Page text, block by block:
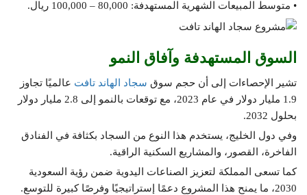
• متوسط المبيعات الشهرية المستهدفة: 80,000 – 100,000 ريال.
السوق المستهدفة وآفاق النمو
تشير الإحصاءات إلى أن حجم سوق سجاد الهاند تافت عالميًا تجاوز
1.9 مليار دولار في عام 2023، مع توقعات بالنمو إلى 2.8 مليار دولار
بحلول 2032.
وفي دول الخليج، يستخدم هذا النوع من السجاد بكثافة في الفنادق
الفاخرة، القصور، والمشاريع السكنية الراقية.
كما تسعى المملكة لتعزيز الصناعات اليدوية ضمن رؤية السعودية
2030، ما يمنح هذا المشروع دعمًا إستراتيجيًا وفرصًا كبيرة للتوسع.